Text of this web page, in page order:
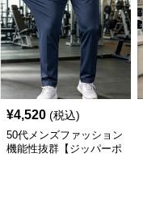
¥4,520 (税込)
50代メンズファッション
機能性抜群【ジッパーポ